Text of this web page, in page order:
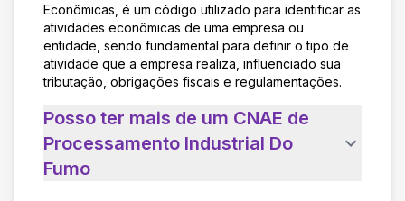
Econômicas, é um código utilizado para identificar as
atividades econômicas de uma empresa ou
entidade, sendo fundamental para definir o tipo de
atividade que a empresa realiza, influenciado sua
tributação, obrigações fiscais e regulamentações.
Posso ter mais de um CNAE de
Processamento Industrial Do
Fumo